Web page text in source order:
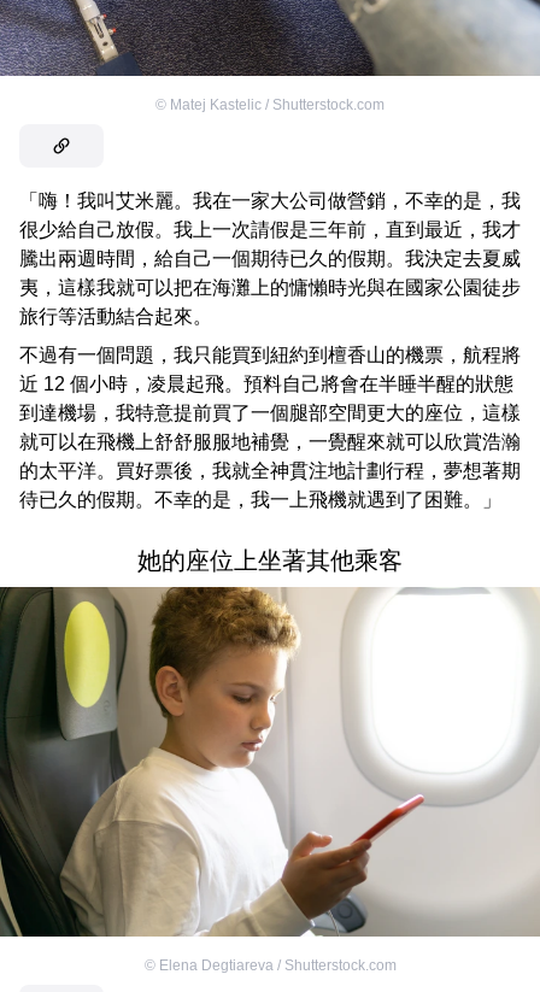
© Matej Kastelic / Shutterstock.com
「嗨！我叫艾米麗。我在一家大公司做營銷，不幸的是，我
很少給自己放假。我上一次請假是三年前，直到最近，我才
騰出兩週時間，給自己一個期待已久的假期。我決定去夏威
夷，這樣我就可以把在海灘上的慵懶時光與在國家公園徒步
旅行等活動結合起來。
不過有一個問題，我只能買到紐約到檀香山的機票，航程將
近 12 個小時，凌晨起飛。預料自己將會在半睡半醒的狀態
到達機場，我特意提前買了一個腿部空間更大的座位，這樣
就可以在飛機上舒舒服服地補覺，一覺醒來就可以欣賞浩瀚
的太平洋。買好票後，我就全神貫注地計劃行程，夢想著期
待已久的假期。不幸的是，我一上飛機就遇到了困難。」
她的座位上坐著其他乘客
© Elena Degtiareva / Shutterstock.com